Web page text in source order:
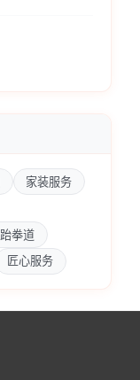
家装服务
跆拳道
匠心服务